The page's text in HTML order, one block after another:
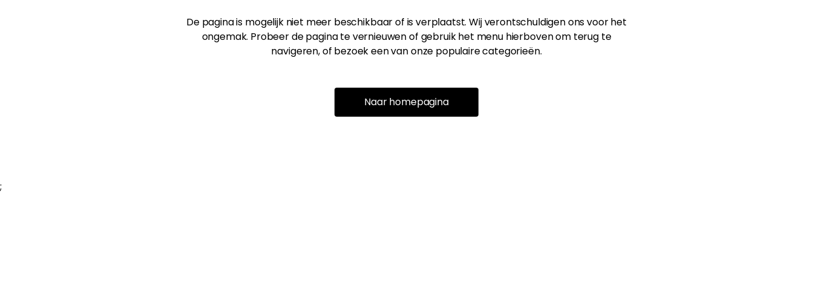
De pagina is mogelijk niet meer beschikbaar of is verplaatst. Wij verontschuldigen ons voor het
ongemak. Probeer de pagina te vernieuwen of gebruik het menu hierboven om terug te
navigeren, of bezoek een van onze populaire categorieën.
Naar homepagina
;